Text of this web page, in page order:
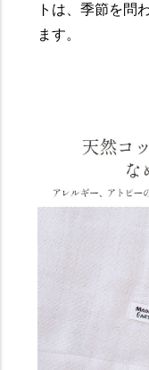
トは、季節を問
ます。